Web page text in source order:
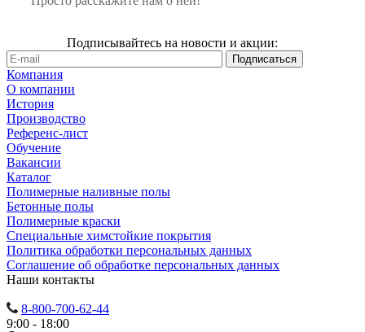
Подписывайтесь на новости и акции:
Компания
О компании
История
Производство
Референс-лист
Обучение
Вакансии
Каталог
Полимерные наливные полы
Бетонные полы
Полимерные краски
Специальные химстойкие покрытия
Политика обработки персональных данных
Cоглашение об обработке персональных данных
Наши контакты
8-800-700-62-44
9:00 - 18:00